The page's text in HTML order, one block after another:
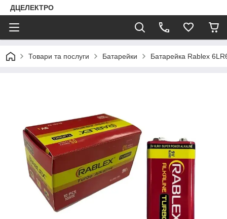
ДЦЕЛЕКТРО
Товари та послуги Батарейки Батарейка Rablex